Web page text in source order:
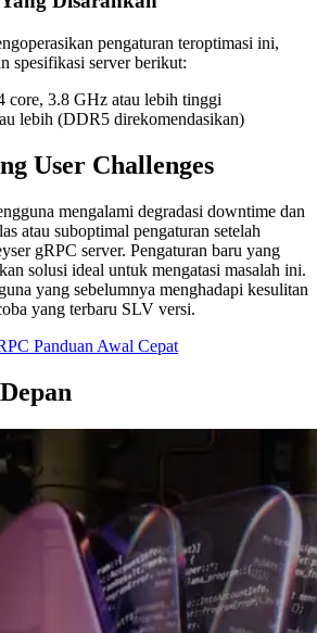
pengaturan teroptimasi ini,
spesifikasi server berikut:
core, 3.8 GHz atau lebih tinggi
lebih (DDR5 direkomendasikan)
User Challenges
mengalami degradasi downtime dan
atau suboptimal pengaturan setelah
gRPC server. Pengaturan baru yang
solusi ideal untuk mengatasi masalah ini.
yang sebelumnya menghadapi kesulitan
yang terbaru SLV versi.
Panduan Awal Cepat